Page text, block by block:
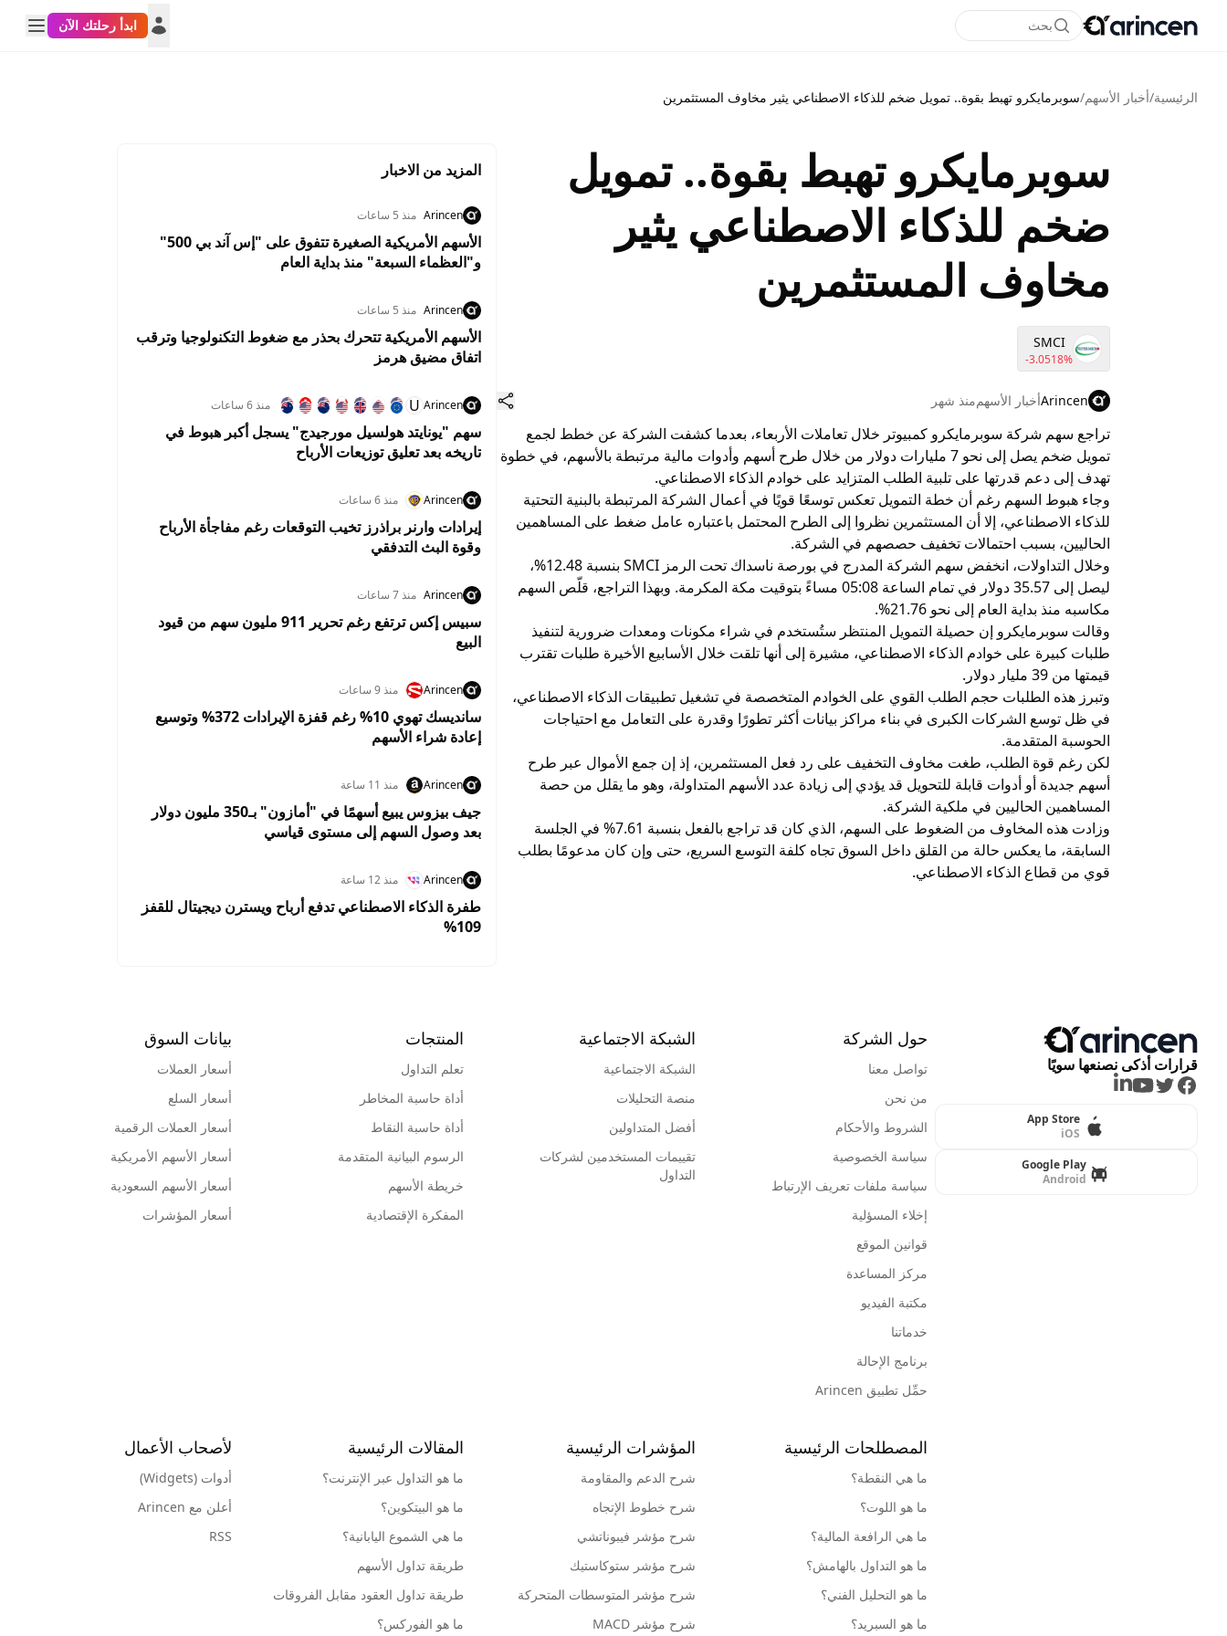
بحث ابدأ رحلتك الآن
الرئيسية/أخبار الأسهم/سوبرمايكرو تهبط بقوة.. تمويل ضخم للذكاء الاصطناعي يثير مخاوف المستثمرين
سوبرمايكرو تهبط بقوة.. تمويل
ضخم للذكاء الاصطناعي يثير
مخاوف المستثمرين
SMCI
-3.0518%
Arincenأخبار الأسهممنذ شهر
تراجع سهم شركة سوبرمايكرو كمبيوتر خلال تعاملات الأربعاء، بعدما كشفت الشركة عن خطط لجمع
تمويل ضخم يصل إلى نحو 7 مليارات دولار من خلال طرح أسهم وأدوات مالية مرتبطة بالأسهم، في خطوة
تهدف إلى دعم قدرتها على تلبية الطلب المتزايد على خوادم الذكاء الاصطناعي.
وجاء هبوط السهم رغم أن خطة التمويل تعكس توسعًا قويًا في أعمال الشركة المرتبطة بالبنية التحتية
للذكاء الاصطناعي، إلا أن المستثمرين نظروا إلى الطرح المحتمل باعتباره عامل ضغط على المساهمين
الحاليين، بسبب احتمالات تخفيف حصصهم في الشركة.
وخلال التداولات، انخفض سهم الشركة المدرج في بورصة ناسداك تحت الرمز SMCI بنسبة 12.48%،
ليصل إلى 35.57 دولار في تمام الساعة 05:08 مساءً بتوقيت مكة المكرمة. وبهذا التراجع، قلّص السهم
مكاسبه منذ بداية العام إلى نحو 21.76%.
وقالت سوبرمايكرو إن حصيلة التمويل المنتظر ستُستخدم في شراء مكونات ومعدات ضرورية لتنفيذ
طلبات كبيرة على خوادم الذكاء الاصطناعي، مشيرة إلى أنها تلقت خلال الأسابيع الأخيرة طلبات تقترب
قيمتها من 39 مليار دولار.
وتبرز هذه الطلبات حجم الطلب القوي على الخوادم المتخصصة في تشغيل تطبيقات الذكاء الاصطناعي،
في ظل توسع الشركات الكبرى في بناء مراكز بيانات أكثر تطورًا وقدرة على التعامل مع احتياجات
الحوسبة المتقدمة.
لكن رغم قوة الطلب، طغت مخاوف التخفيف على رد فعل المستثمرين، إذ إن جمع الأموال عبر طرح
أسهم جديدة أو أدوات قابلة للتحويل قد يؤدي إلى زيادة عدد الأسهم المتداولة، وهو ما يقلل من حصة
المساهمين الحاليين في ملكية الشركة.
وزادت هذه المخاوف من الضغوط على السهم، الذي كان قد تراجع بالفعل بنسبة 7.61% في الجلسة
السابقة، ما يعكس حالة من القلق داخل السوق تجاه كلفة التوسع السريع، حتى وإن كان مدعومًا بطلب
قوي من قطاع الذكاء الاصطناعي.
المزيد من الاخبار
Arincen منذ 5 ساعات
الأسهم الأمريكية الصغيرة تتفوق على "إس آند بي 500"
و"العظماء السبعة" منذ بداية العام
Arincen منذ 5 ساعات
الأسهم الأمريكية تتحرك بحذر مع ضغوط التكنولوجيا وترقب
اتفاق مضيق هرمز
Arincen
U منذ 6 ساعات
سهم "يونايتد هولسيل مورجيدج" يسجل أكبر هبوط في
تاريخه بعد تعليق توزيعات الأرباح
Arincen منذ 6 ساعات
إيرادات وارنر براذرز تخيب التوقعات رغم مفاجأة الأرباح
وقوة البث التدفقي
Arincen منذ 7 ساعات
سبيس إكس ترتفع رغم تحرير 911 مليون سهم من قيود
البيع
Arincen منذ 9 ساعات
سانديسك تهوي 10% رغم قفزة الإيرادات 372% وتوسيع
إعادة شراء الأسهم
Arincen منذ 11 ساعة
جيف بيزوس يبيع أسهمًا في "أمازون" بـ350 مليون دولار
بعد وصول السهم إلى مستوى قياسي
Arincen منذ 12 ساعة
طفرة الذكاء الاصطناعي تدفع أرباح ويسترن ديجيتال للقفز
109%
قرارات أذكى نصنعها سويًا
Facebook
Twitter
Youtube
LinkedIn
App Store
iOS
Google Play
Android
حول الشركة
تواصل معنا
من نحن
الشروط والأحكام
سياسة الخصوصية
سياسة ملفات تعريف الإرتباط
إخلاء المسؤلية
قوانين الموقع
مركز المساعدة
مكتبة الفيديو
خدماتنا
برنامج الإحالة
حمِّل تطبيق Arincen
الشبكة الاجتماعية
الشبكة الاجتماعية
منصة التحليلات
أفضل المتداولين
تقييمات المستخدمين لشركات
التداول
المنتجات
تعلم التداول
أداة حاسبة المخاطر
أداة حاسبة النقاط
الرسوم البيانية المتقدمة
خريطة الأسهم
المفكرة الإقتصادية
بيانات السوق
أسعار العملات
أسعار السلع
أسعار العملات الرقمية
أسعار الأسهم الأمريكية
أسعار الأسهم السعودية
أسعار المؤشرات
المصطلحات الرئيسية
ما هي النقطة؟
ما هو اللوت؟
ما هي الرافعة المالية؟
ما هو التداول بالهامش؟
ما هو التحليل الفني؟
ما هو السبريد؟
المؤشرات الرئيسية
شرح الدعم والمقاومة
شرح خطوط الإتجاه
شرح مؤشر فيبوناتشي
شرح مؤشر ستوكاستيك
شرح مؤشر المتوسطات المتحركة
شرح مؤشر MACD
المقالات الرئيسية
ما هو التداول عبر الإنترنت؟
ما هو البيتكوين؟
ما هي الشموع اليابانية؟
طريقة تداول الأسهم
طريقة تداول العقود مقابل الفروقات
ما هو الفوركس؟
لأصحاب الأعمال
أدوات (Widgets)
أعلن مع Arincen
RSS